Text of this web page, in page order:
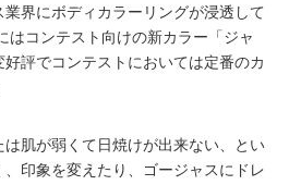
界にボディカラーリングが浸透して
はコンテスト向けの新カラー「ジャ
評でコンテストにおいては定番のカ
肌が弱くて日焼けが出来ない、とい
印象を変えたり、ゴージャスにドレ